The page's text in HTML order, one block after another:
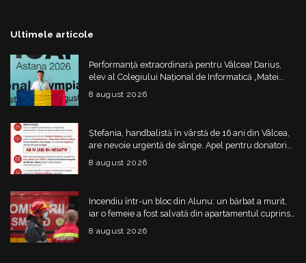
Ultimele articole
Performanță extraordinară pentru Vâlcea! Darius,
elev al Colegiului Național de Informatică „Matei
Basarab”, a cucerit argintul la Olimpiada
Internațională de Inteligență Artificială
8 august 2026
Ștefania, handbalistă în vârstă de 16 ani din Vâlcea,
are nevoie urgentă de sânge. Apel pentru donatori
cu grupa AB IV negativ
8 august 2026
Incendiu într-un bloc din Alunu: un bărbat a murit,
iar o femeie a fost salvată din apartamentul cuprins
de flăcări
8 august 2026